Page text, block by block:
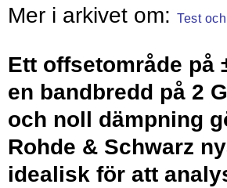
Test
Ett offsetområde på
en bandbredd på 2
och noll dämpning
Rohde & Schwarz
idealisk för att